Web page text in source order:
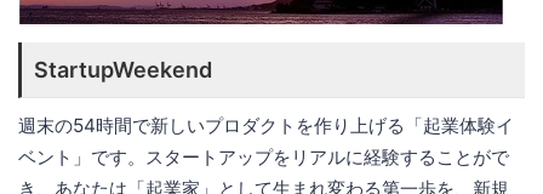
StartupWeekend
週末の54時間で新しいプロダクトを作り上げる「起業体験イ
ベント」です。スタートアップをリアルに経験することがで
き、あなたは「起業家」として生まれ変わる第一歩を、新規